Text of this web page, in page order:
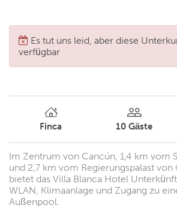
Es tut uns leid, aber diese
verfügbar
Finca 10 Gäste
Im Zentrum von Cancún, 1,4 km vom
und 2,7 km vom Regierungspalast von
bietet das Villa Blanca Hotel
WLAN, Klimaanlage und Zugang zu
Außenpool.